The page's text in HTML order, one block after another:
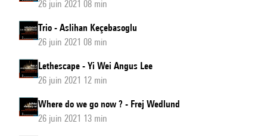
26 juin 2021 08 min
Trio - Aslihan Keçebasoglu
26 juin 2021 08 min
Lethescape - Yi Wei Angus Lee
26 juin 2021 12 min
Where do we go now ? - Frej Wedlund
26 juin 2021 13 min